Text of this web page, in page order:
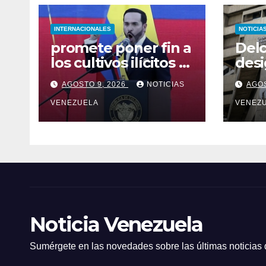
INTERNACIONALES
promete poner fin a
los cultivos ilícitos y
al diálogo con
grupos armados
AGOSTO 9, 2026 NOTICIAS
VENEZUELA
Noticia Venezuela
Sumérgete en las novedades sobre las últimas noticias